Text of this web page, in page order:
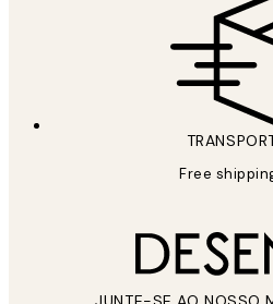
Free